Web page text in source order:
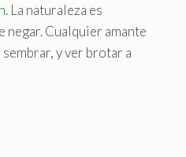
. La naturaleza es
negar. Cualquier amante
y ver brotar a